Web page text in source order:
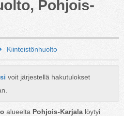
Pohjois-
Kiinteistönhuolto
voit järjestellä hakutulokset
alueelta Pohjois-Karjala löytyi